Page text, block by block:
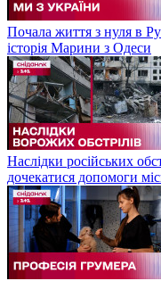
Почала життя з нуля в
історія Марини з Одеси
Наслідки російських
дочекатися допомоги